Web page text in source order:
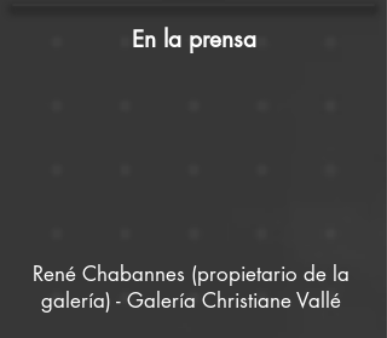
En la prensa
René Chabannes (propietario de la
galería) - Galería Christiane Vallé